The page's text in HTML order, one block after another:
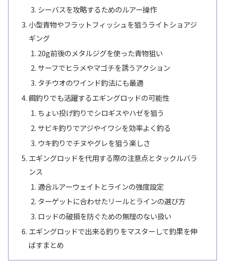
シーバスを攻略するためのルアー操作
小型青物やフラットフィッシュを狙うライトショアジ
ギング
20g前後のメタルジグを使った青物狙い
サーフでヒラメやマゴチを誘うアクション
タチウオのワインド釣法にも最適
餌釣りでも活躍するエギングロッドの可能性
ちょい投げ釣りでシロギスやハゼを狙う
サビキ釣りでアジやイワシを効率よく釣る
ウキ釣りでチヌやグレを狙う楽しさ
エギングロッドを代用する際の注意点とタックルバラ
ンス
適合ルアーウェイトとラインの強度設定
ターゲットに合わせたリールとラインの選び方
ロッドの破損を防ぐための無理のない扱い
エギングロッドで出来る釣りをマスターして釣果を伸
ばすまとめ